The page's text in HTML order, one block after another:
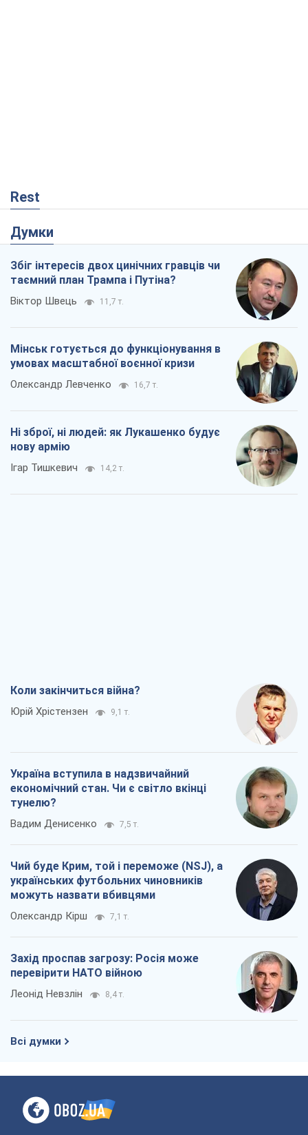
Rest
Думки
Збіг інтересів двох цинічних гравців чи
таємний план Трампа і Путіна?
Віктор Швець 11,7 т.
Мінськ готується до функціонування в
умовах масштабної воєнної кризи
Олександр Левченко 16,7 т.
Ні зброї, ні людей: як Лукашенко будує
нову армію
Ігар Тишкевич 14,2 т.
Коли закінчиться війна?
Юрій Хрістензен 9,1 т.
Україна вступила в надзвичайний
економічний стан. Чи є світло вкінці
тунелю?
Вадим Денисенко 7,5 т.
Чий буде Крим, той і переможе (NSJ), а
українських футбольних чиновників
можуть назвати вбивцями
Олександр Кірш 7,1 т.
Захід проспав загрозу: Росія може
перевірити НАТО війною
Леонід Невзлін 8,4 т.
Всі думки